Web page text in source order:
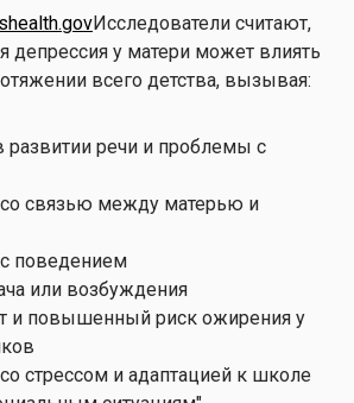
Исследователи считают,
депрессия у матери может влиять
всего детства, вызывая:
развитии речи и проблемы с
связью между матерью и
поведением
или возбуждения
и повышенный риск ожирения у
стрессом и адаптацией к школе